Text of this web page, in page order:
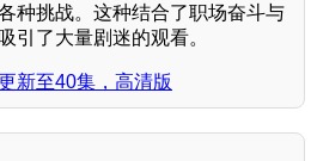
种挑战。这种结合了职场奋斗与
引了大量剧迷的观看。
新至40集，高清版